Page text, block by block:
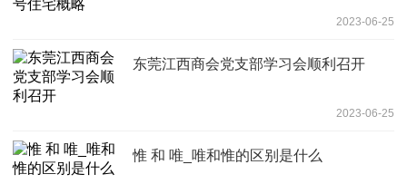
2023-06-25
东莞江西商会党支部学习会顺利召开
2023-06-25
惟 和 唯_唯和惟的区别是什么